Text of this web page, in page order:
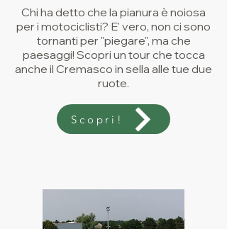
Chi ha detto che la pianura è noiosa
per i motociclisti? E' vero, non ci sono
tornanti per "piegare", ma che
paesaggi! Scopri un tour che tocca
anche il Cremasco in sella alle tue due
ruote.
Scopri!